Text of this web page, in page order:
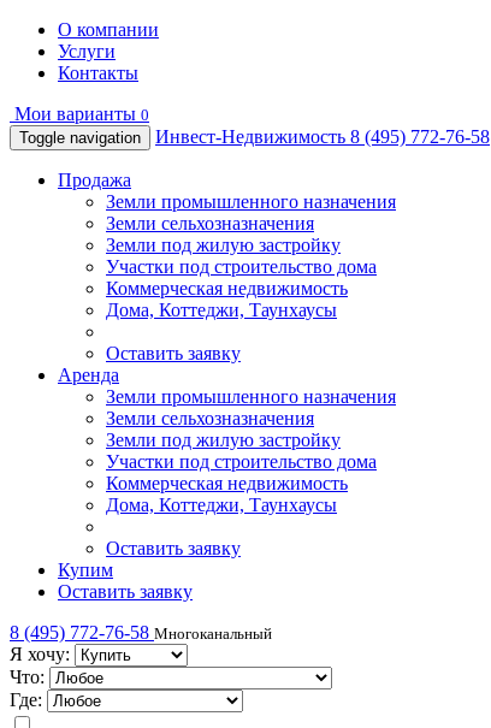
О компании
Услуги
Контакты
Мои варианты 0
Toggle navigation
Инвест-Недвижимость 8 (495) 772-76-58
Продажа
Земли промышленного назначения
Земли сельхозназначения
Земли под жилую застройку
Участки под строительство дома
Коммерческая недвижимость
Дома, Коттеджи, Таунхаусы
Оставить заявку
Аренда
Земли промышленного назначения
Земли сельхозназначения
Земли под жилую застройку
Участки под строительство дома
Коммерческая недвижимость
Дома, Коттеджи, Таунхаусы
Оставить заявку
Купим
Оставить заявку
8 (495) 772-76-58 Многоканальный
Я хочу:
Что:
Где: